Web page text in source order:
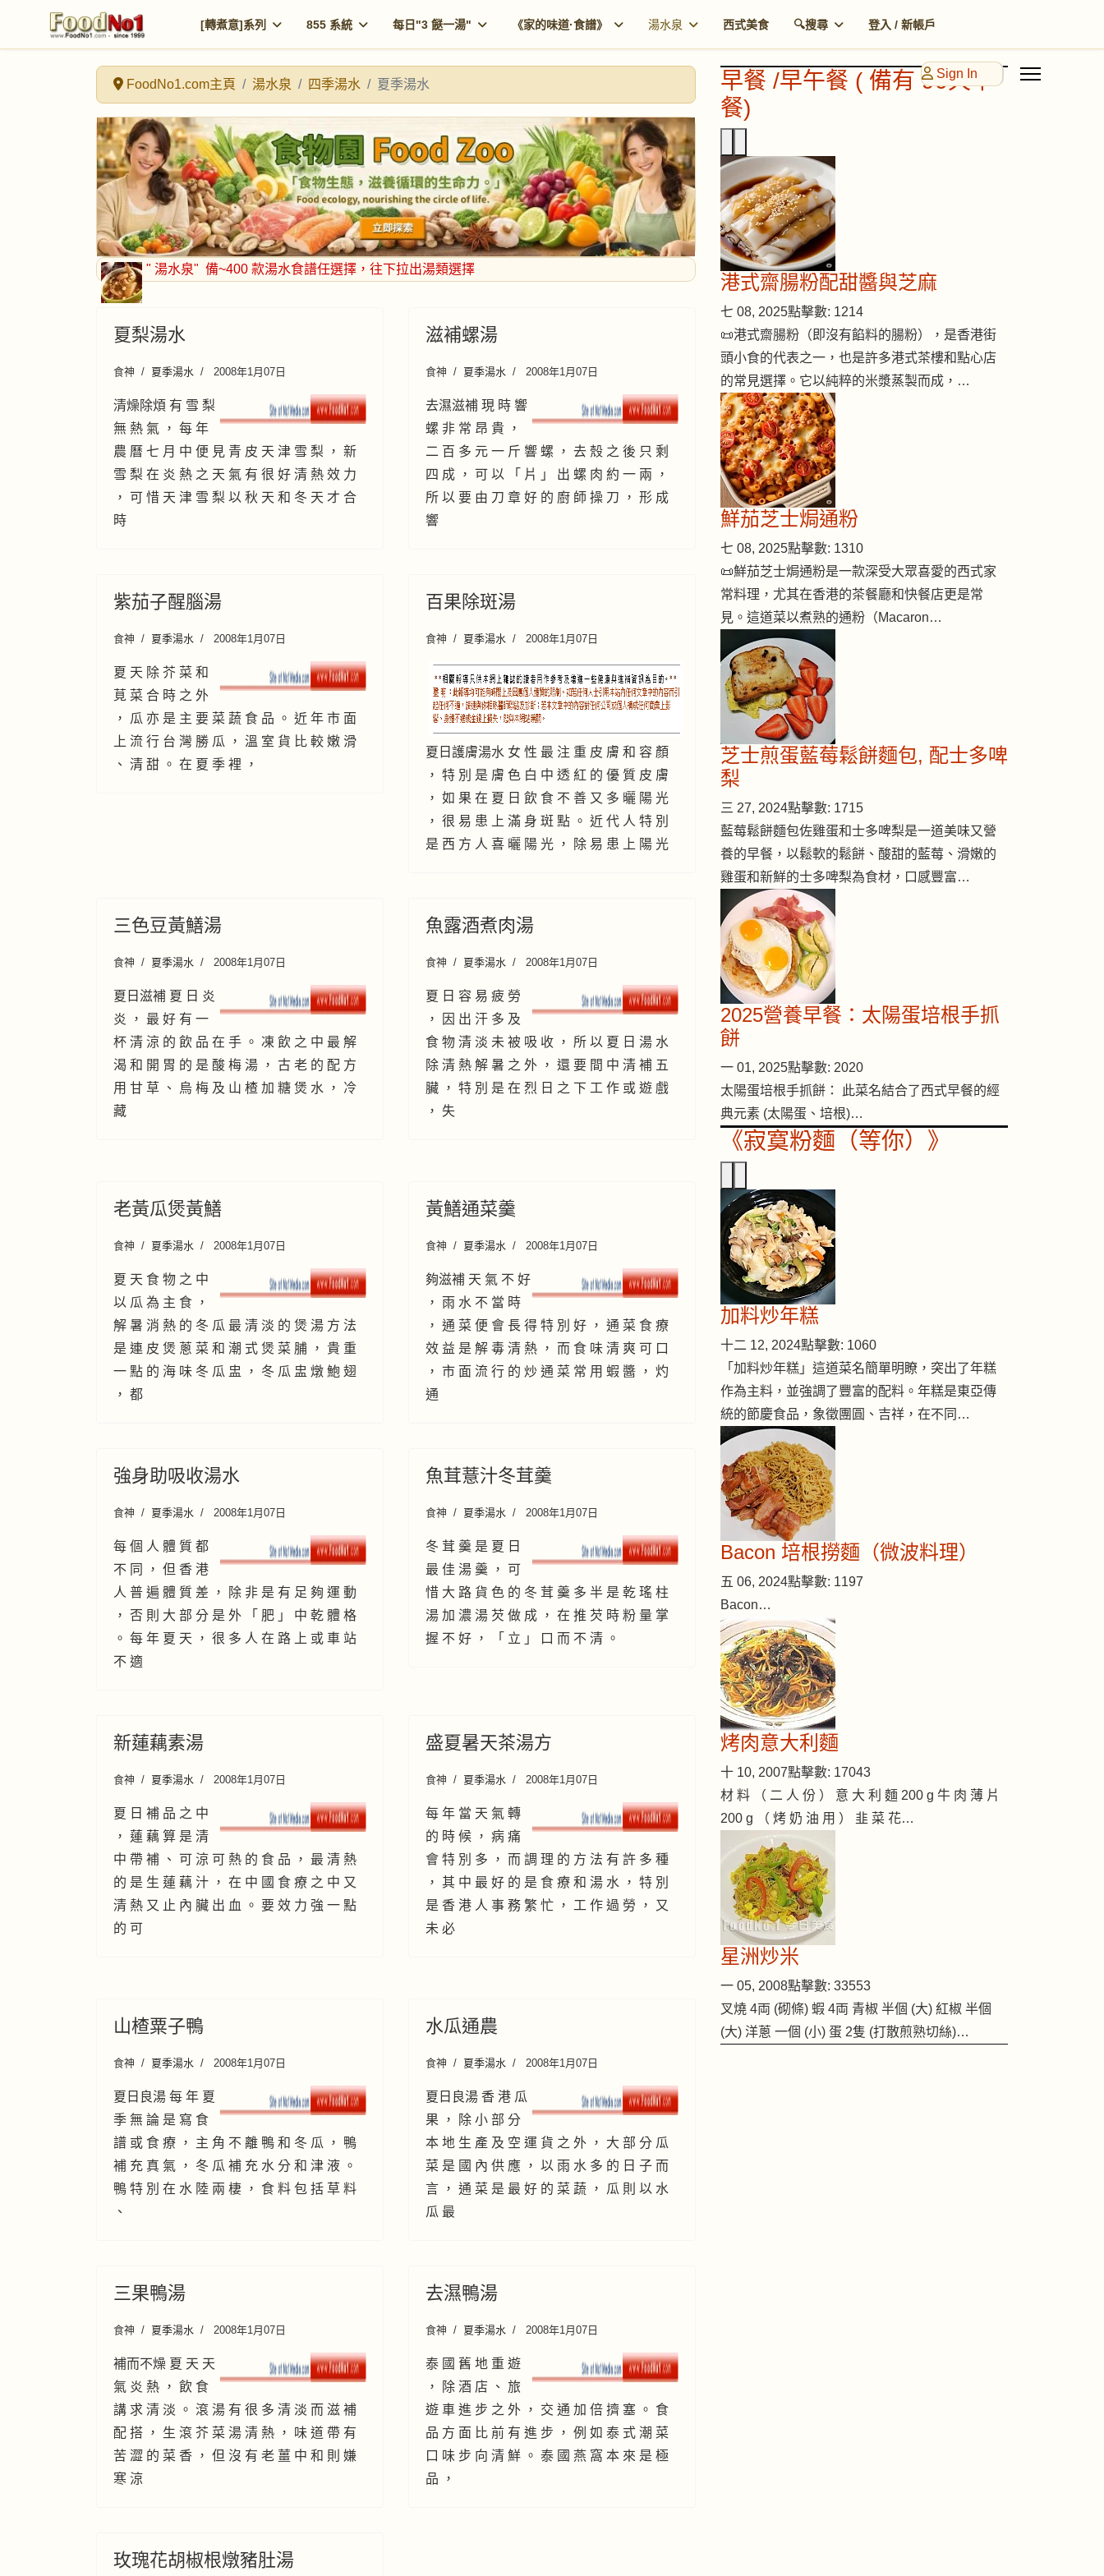
[轉煮意]系列 855 系統 每日"3 餸一湯" 《家的味道·食譜》 湯水泉 西式美食 🔍搜尋 登入 / 新帳戶
Sign In
FoodNo1.com主頁 湯水泉 四季湯水 夏季湯水
" 湯水泉" 備~400 款湯水食譜任選擇 ，往下拉出湯類選擇
夏梨湯水
食神 夏季湯水 2008年1月07日
清燥除煩 有 雪 梨
無 熱 氣 ， 每 年
農 曆 七 月 中 便 見 青 皮 天 津 雪 梨 ， 新
雪 梨 在 炎 熱 之 天 氣 有 很 好 清 熱 效 力
， 可 惜 天 津 雪 梨 以 秋 天 和 冬 天 才 合
時
滋補螺湯
食神 夏季湯水 2008年1月07日
去濕滋補 現 時 響
螺 非 常 昂 貴 ，
二 百 多 元 一 斤 響 螺 ， 去 殼 之 後 只 剩
四 成 ， 可 以 「 片 」 出 螺 肉 約 一 兩 ，
所 以 要 由 刀 章 好 的 廚 師 操 刀 ， 形 成
響
紫茄子醒腦湯
食神 夏季湯水 2008年1月07日
夏 天 除 芥 菜 和
莧 菜 合 時 之 外
， 瓜 亦 是 主 要 菜 蔬 食 品 。 近 年 市 面
上 流 行 台 灣 勝 瓜 ， 溫 室 貨 比 較 嫩 滑
、 清 甜 。 在 夏 季 裡 ，
百果除斑湯
食神 夏季湯水 2008年1月07日
夏日護膚湯水 女 性 最 注 重 皮 膚 和 容 顏
， 特 別 是 膚 色 白 中 透 紅 的 優 質 皮 膚
， 如 果 在 夏 日 飲 食 不 善 又 多 曬 陽 光
， 很 易 患 上 滿 身 斑 點 。 近 代 人 特 別
是 西 方 人 喜 曬 陽 光 ， 除 易 患 上 陽 光
三色豆黃鱔湯
食神 夏季湯水 2008年1月07日
夏日滋補 夏 日 炎
炎 ， 最 好 有 一
杯 清 涼 的 飲 品 在 手 。 凍 飲 之 中 最 解
渴 和 開 胃 的 是 酸 梅 湯 ， 古 老 的 配 方
用 甘 草 、 烏 梅 及 山 楂 加 糖 煲 水 ， 冷
藏
魚露酒煮肉湯
食神 夏季湯水 2008年1月07日
夏 日 容 易 疲 勞
， 因 出 汗 多 及
食 物 清 淡 未 被 吸 收 ， 所 以 夏 日 湯 水
除 清 熱 解 暑 之 外 ， 還 要 間 中 清 補 五
臟 ， 特 別 是 在 烈 日 之 下 工 作 或 遊 戲
， 失
老黃瓜煲黃鱔
食神 夏季湯水 2008年1月07日
夏 天 食 物 之 中
以 瓜 為 主 食 ，
解 暑 消 熱 的 冬 瓜 最 清 淡 的 煲 湯 方 法
是 連 皮 煲 蔥 菜 和 潮 式 煲 菜 脯 ， 貴 重
一 點 的 海 味 冬 瓜 盅 ， 冬 瓜 盅 燉 鮑 翅
， 都
黃鱔通菜羹
食神 夏季湯水 2008年1月07日
夠滋補 天 氣 不 好
， 雨 水 不 當 時
， 通 菜 便 會 長 得 特 別 好 ， 通 菜 食 療
效 益 是 解 毒 清 熱 ， 而 食 味 清 爽 可 口
， 市 面 流 行 的 炒 通 菜 常 用 蝦 醬 ， 灼
通
強身助吸收湯水
食神 夏季湯水 2008年1月07日
每 個 人 體 質 都
不 同 ， 但 香 港
人 普 遍 體 質 差 ， 除 非 是 有 足 夠 運 動
， 否 則 大 部 分 是 外 「 肥 」 中 乾 體 格
。 每 年 夏 天 ， 很 多 人 在 路 上 或 車 站
不 適
魚茸薏汁冬茸羹
食神 夏季湯水 2008年1月07日
冬 茸 羹 是 夏 日
最 佳 湯 羹 ， 可
惜 大 路 貨 色 的 冬 茸 羹 多 半 是 乾 瑤 柱
湯 加 濃 湯 芡 做 成 ， 在 推 芡 時 粉 量 掌
握 不 好 ， 「 立 」 口 而 不 清 。
新蓮藕素湯
食神 夏季湯水 2008年1月07日
夏 日 補 品 之 中
， 蓮 藕 算 是 清
中 帶 補 、 可 涼 可 熱 的 食 品 ， 最 清 熱
的 是 生 蓮 藕 汁 ， 在 中 國 食 療 之 中 又
清 熱 又 止 內 臟 出 血 。 要 效 力 強 一 點
的 可
盛夏暑天茶湯方
食神 夏季湯水 2008年1月07日
每 年 當 天 氣 轉
的 時 候 ， 病 痛
會 特 別 多 ， 而 調 理 的 方 法 有 許 多 種
， 其 中 最 好 的 是 食 療 和 湯 水 ， 特 別
是 香 港 人 事 務 繁 忙 ， 工 作 過 勞 ， 又
未 必
山楂粟子鴨
食神 夏季湯水 2008年1月07日
夏日良湯 每 年 夏
季 無 論 是 寫 食
譜 或 食 療 ， 主 角 不 離 鴨 和 冬 瓜 ， 鴨
補 充 真 氣 ， 冬 瓜 補 充 水 分 和 津 液 。
鴨 特 別 在 水 陸 兩 棲 ， 食 料 包 括 草 料
、
水瓜通農
食神 夏季湯水 2008年1月07日
夏日良湯 香 港 瓜
果 ， 除 小 部 分
本 地 生 產 及 空 運 貨 之 外 ， 大 部 分 瓜
菜 是 國 內 供 應 ， 以 雨 水 多 的 日 子 而
言 ， 通 菜 是 最 好 的 菜 蔬 ， 瓜 則 以 水
瓜 最
三果鴨湯
食神 夏季湯水 2008年1月07日
補而不燥 夏 天 天
氣 炎 熱 ， 飲 食
講 求 清 淡 。 滾 湯 有 很 多 清 淡 而 滋 補
配 搭 ， 生 滾 芥 菜 湯 清 熱 ， 味 道 帶 有
苦 澀 的 菜 香 ， 但 沒 有 老 薑 中 和 則 嫌
寒 涼
去濕鴨湯
食神 夏季湯水 2008年1月07日
泰 國 舊 地 重 遊
， 除 酒 店 、 旅
遊 車 進 步 之 外 ， 交 通 加 倍 擠 塞 。 食
品 方 面 比 前 有 進 步 ， 例 如 泰 式 潮 菜
口 味 步 向 清 鮮 。 泰 國 燕 窩 本 來 是 極
品 ，
玫瑰花胡椒根燉豬肚湯
早餐 /早午餐 ( 備有 90天早
餐)
港式齋腸粉配甜醬與芝麻
七 08, 2025點擊數: 1214
📜港式齋腸粉（即沒有餡料的腸粉），是香港街
頭小食的代表之一，也是許多港式茶樓和點心店
的常見選擇。它以純粹的米漿蒸製而成，…
鮮茄芝士焗通粉
七 08, 2025點擊數: 1310
📜鮮茄芝士焗通粉是一款深受大眾喜愛的西式家
常料理，尤其在香港的茶餐廳和快餐店更是常
見。這道菜以煮熟的通粉（Macaron…
芝士煎蛋藍莓鬆餅麵包, 配士多啤
梨
三 27, 2024點擊數: 1715
藍莓鬆餅麵包佐雞蛋和士多啤梨是一道美味又營
養的早餐，以鬆軟的鬆餅、酸甜的藍莓、滑嫩的
雞蛋和新鮮的士多啤梨為食材，口感豐富…
2025營養早餐：太陽蛋培根手抓
餅
一 01, 2025點擊數: 2020
太陽蛋培根手抓餅： 此菜名結合了西式早餐的經
典元素 (太陽蛋、培根)…
《寂寞粉麵（等你）》
加料炒年糕
十二 12, 2024點擊數: 1060
「加料炒年糕」這道菜名簡單明瞭，突出了年糕
作為主料，並強調了豐富的配料。年糕是東亞傳
統的節慶食品，象徵團圓、吉祥，在不同…
Bacon 培根撈麵（微波料理）
五 06, 2024點擊數: 1197
Bacon…
烤肉意大利麵
十 10, 2007點擊數: 17043
材 料 （ 二 人 份 ） 意 大 利 麵 200 g 牛 肉 薄 片
200 g （ 烤 奶 油 用 ） 韭 菜 花…
星洲炒米
一 05, 2008點擊數: 33553
叉燒 4両 (砌條) 蝦 4両 青椒 半個 (大) 紅椒 半個
(大) 洋蔥 一個 (小) 蛋 2隻 (打散煎熟切絲)…